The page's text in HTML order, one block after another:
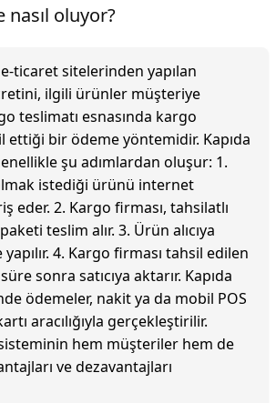
nasıl oluyor?
ticaret sitelerinden yapılan
ilgili ürünler müşteriye
teslimatı esnasında kargo
ettiği bir ödeme yöntemidir. Kapıda
şu adımlardan oluşur: 1.
istediği ürünü internet
eder. 2. Kargo firması, tahsilatlı
teslim alır. 3. Ürün alıcıya
4. Kargo firması tahsil edilen
sonra satıcıya aktarır. Kapıda
ödemeler, nakit ya da mobil POS
aracılığıyla gerçekleştirilir.
hem müşteriler hem de
ve dezavantajları